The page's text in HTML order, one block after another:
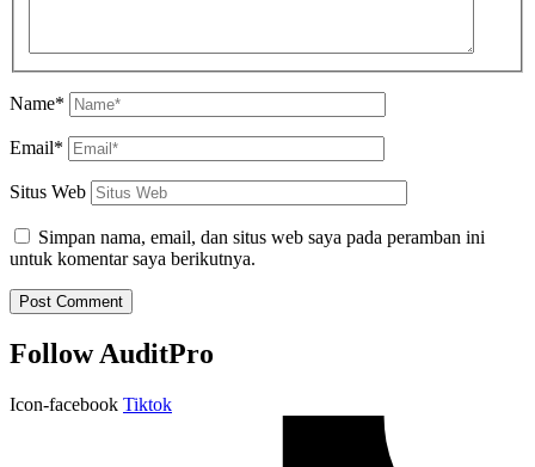
Name*
Email*
Situs Web
Simpan nama, email, dan situs web saya pada peramban ini
untuk komentar saya berikutnya.
Follow AuditPro
Icon-facebook Tiktok